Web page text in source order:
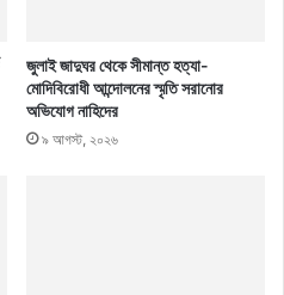
জুলাই জাদুঘর থেকে সীমান্ত হত্যা-
মোদিবিরোধী আন্দোলনের স্মৃতি সরানোর
অভিযোগ নাহিদের
৯ আগস্ট, ২০২৬